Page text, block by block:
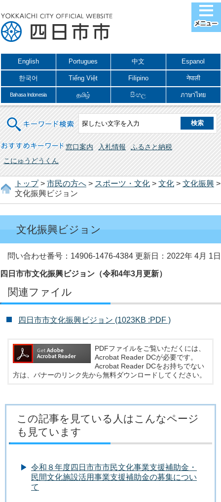
English Portugues 中文 Espanol
한국어 Tiếng Việt Filipino नेपाली
Bahasa Indonesia தமிழ் සිංහල ภาษาไทย
キーワード検索
おすすめキーワード 窓口案内 入札情報
ふるさと納税
こにゅうどうくん
トップ> 市民の方へ > スポーツ・文化 > 文化 > 文化振興 >
文化振興ビジョン
文化振興ビジョン
問い合わせ番号：14906-1476-4384 更新日：2022年 4月 1日
四日市市文化振興ビジョン（令和4年3月更新）
関連ファイル
四日市市文化振興ビジョン (1023KB :PDF )
PDFファイルをご覧いただくには、
Acrobat Reader DCが必要です。
Acrobat Reader DCをお持ちでない
方は、バナーのリンク先から無料ダウンロードしてください。
この記事を見ている人はこんなページ
も見ています
令和８年度四日市市市民文化事業支援補助金・
民間文化施設活用事業支援補助金の募集につい
て